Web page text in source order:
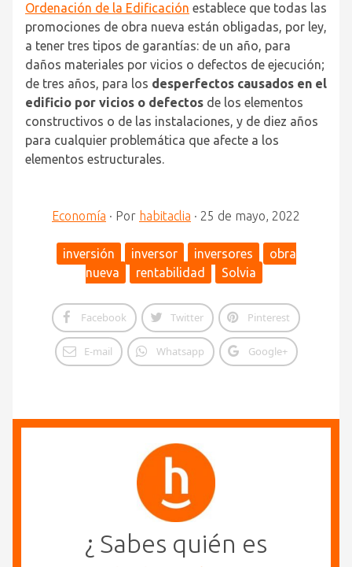
Ordenación de la Edificación establece que todas las
promociones de obra nueva están obligadas, por ley,
a tener tres tipos de garantías: de un año, para
daños materiales por vicios o defectos de ejecución;
de tres años, para los desperfectos causados en el
edificio por vicios o defectos de los elementos
constructivos o de las instalaciones, y de diez años
para cualquier problemática que afecte a los
elementos estructurales.
Economía · Por habitaclia · 25 de mayo, 2022
inversión inversor inversores
obra
nueva
rentabilidad Solvia
Facebook Twitter Pinterest
E-mail Whatsapp Google+
¿ Sabes quién es